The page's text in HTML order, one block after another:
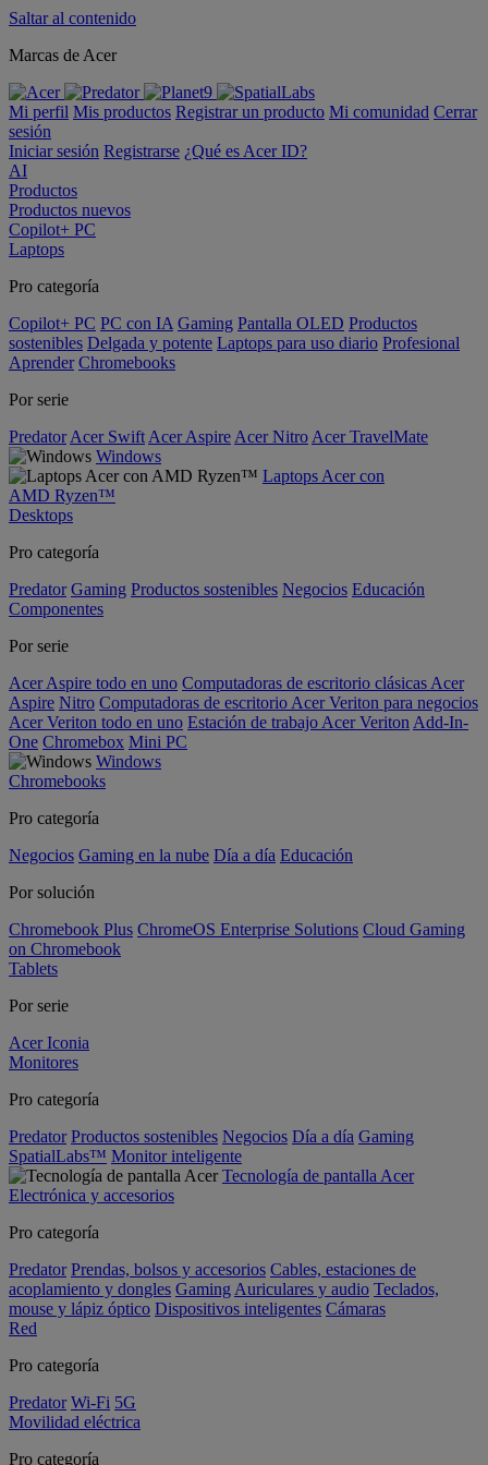
Saltar al contenido
Marcas de Acer
Mi perfil Mis productos Registrar un producto Mi comunidad Cerrar
sesión
Iniciar sesión Registrarse ¿Qué es Acer ID?
AI
Productos
Productos nuevos
Copilot+ PC
Laptops
Pro categoría
Copilot+ PC PC con IA Gaming Pantalla OLED Productos
sostenibles Delgada y potente Laptops para uso diario Profesional
Aprender Chromebooks
Por serie
Predator Acer Swift Acer Aspire Acer Nitro Acer TravelMate
Windows
Laptops Acer con
AMD Ryzen™
Desktops
Pro categoría
Predator Gaming Productos sostenibles Negocios Educación
Componentes
Por serie
Acer Aspire todo en uno Computadoras de escritorio clásicas Acer
Aspire Nitro Computadoras de escritorio Acer Veriton para negocios
Acer Veriton todo en uno Estación de trabajo Acer Veriton Add-In-
One Chromebox Mini PC
Windows
Chromebooks
Pro categoría
Negocios Gaming en la nube Día a día Educación
Por solución
Chromebook Plus ChromeOS Enterprise Solutions Cloud Gaming
on Chromebook
Tablets
Por serie
Acer Iconia
Monitores
Pro categoría
Predator Productos sostenibles Negocios Día a día Gaming
SpatialLabs™ Monitor inteligente
Tecnología de pantalla Acer
Electrónica y accesorios
Pro categoría
Predator Prendas, bolsos y accesorios Cables, estaciones de
acoplamiento y dongles Gaming Auriculares y audio Teclados,
mouse y lápiz óptico Dispositivos inteligentes Cámaras
Red
Pro categoría
Predator Wi-Fi 5G
Movilidad eléctrica
Pro categoría